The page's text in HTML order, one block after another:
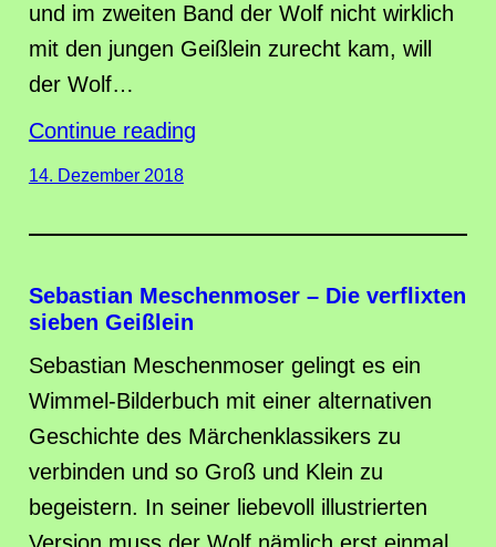
und im zweiten Band der Wolf nicht wirklich
mit den jungen Geißlein zurecht kam, will
der Wolf…
Continue reading
14. Dezember 2018
Sebastian Meschenmoser – Die verflixten
sieben Geißlein
Sebastian Meschenmoser gelingt es ein
Wimmel-Bilderbuch mit einer alternativen
Geschichte des Märchenklassikers zu
verbinden und so Groß und Klein zu
begeistern. In seiner liebevoll illustrierten